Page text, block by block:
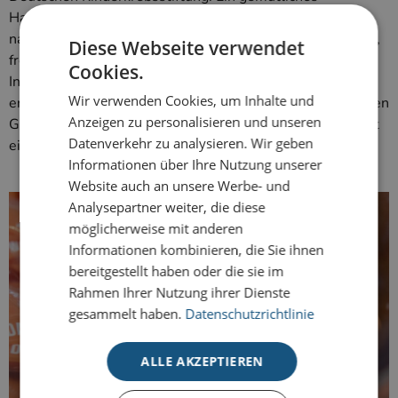
Haupthaus und rustikale Blockhütten, in denen Glas und
naturbelassenes Holz dominieren, sorgen für eine warme,
freundliche Atmosphäre. Es entsteht das Gefühl einer
Insel, die als Rückzugsort dient. Hier tauchen an Krebs
erkrankte Kinder, Jugendliche und junge Erwachsene, deren
Geschwister und Familienangehörige in eine Erlebniswelt
ein, in der vieles erfahren und ausprobiert werden kann.
Diese Webseite verwendet
Cookies.
Wir verwenden Cookies, um Inhalte und
Anzeigen zu personalisieren und unseren
Datenverkehr zu analysieren. Wir geben
Informationen über Ihre Nutzung unserer
Website auch an unsere Werbe- und
Analysepartner weiter, die diese
möglicherweise mit anderen
Informationen kombinieren, die Sie ihnen
bereitgestellt haben oder die sie im
Rahmen Ihrer Nutzung ihrer Dienste
gesammelt haben. Datenschutzrichtlinie
ALLE AKZEPTIEREN